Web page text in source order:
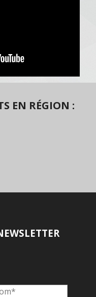
EN RÉGION :